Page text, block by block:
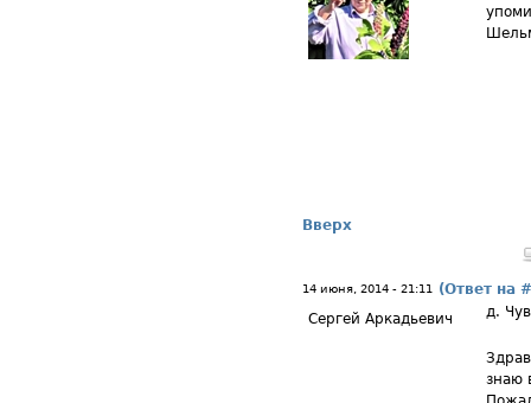
Вверх
14 июня, 2014 - 21:11
(Ответ на
Сергей Аркадьевич
д.
знаю